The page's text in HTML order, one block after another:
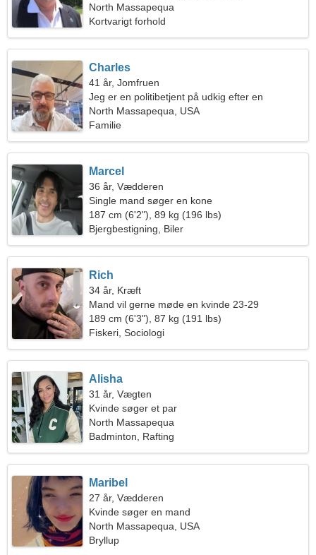
North Massapequa
Kortvarigt forhold
Charles
41 år, Jomfruen
Jeg er en politibetjent på udkig efter en
fantastisk kvinde
North Massapequa, USA
Familie
Marcel
36 år, Vædderen
Single mand søger en kone
187 cm (6'2"), 89 kg (196 lbs)
Bjergbestigning, Biler
Rich
34 år, Kræft
Mand vil gerne møde en kvinde 23-29
189 cm (6'3"), 87 kg (191 lbs)
Fiskeri, Sociologi
Alisha
31 år, Vægten
Kvinde søger et par
North Massapequa
Badminton, Rafting
Maribel
27 år, Vædderen
Kvinde søger en mand
North Massapequa, USA
Bryllup